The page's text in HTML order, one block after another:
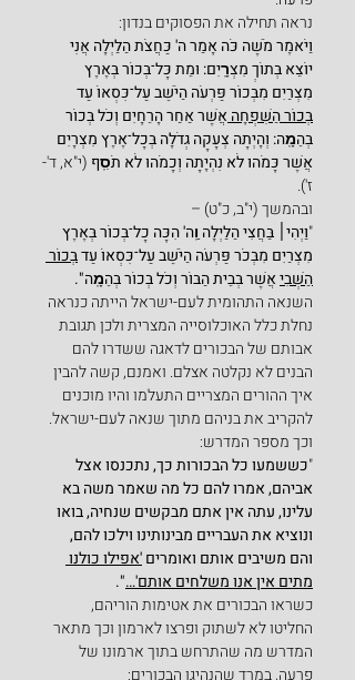
נראה תחילה את הפסוקים בנדון:
וַיֹּאמֶר מֹשֶׁה כֹּה אָמַר ה' כַּחֲצֹת הַלַּיְלָה אֲנִי
יוֹצֵא בְּתוֹךְ מִצְרָֽיִם: וּמֵת כָּל־בְּכוֹר בְּאֶרֶץ
מִצְרַיִם מִבְּכוֹר פַּרְעֹה הַיֹּשֵׁב עַל־כִּסְאוֹ עַד
בְּכוֹר הַשִּׁפְחָה אֲשֶׁר אַחַר הָרֵחָיִם וְכֹל בְּכוֹר
בְּהֵמָֽה: וְהָיְתָה צְעָקָה גְדֹלָה בְּכָל־אֶרֶץ מִצְרָיִם
אֲשֶׁר כָּמֹהוּ לֹא נִהְיָתָה וְכָמֹהוּ לֹא תֹסִֽף (י"א, ד'-
ז').
ובהמשך (י"ב, כ"ט) –
"וַיְהִי׀ בַּחֲצִי הַלַּיְלָה וַֽה' הִכָּה כָל־בְּכוֹר בְּאֶרֶץ
מִצְרַיִם מִבְּכֹר פַּרְעֹה הַיֹּשֵׁב עַל־כִּסְאוֹ עַד בְּכוֹר
הַשְּׁבִי אֲשֶׁר בְּבֵית הַבּוֹר וְכֹל בְּכוֹר בְּהֵמָֽה".
השנאה התהומית לעם-ישראל הייתה כנראה
נחלת כלל האוכלוסייה המצרית ולכן תגובת
אבותם של הבכורים לדאגה ששדרו להם
הבנים לא נקלטה אצלם. ואמנם, קשה להבין
איך ההורים המצריים התעלמו והיו מוכנים
להקריב את בניהם מתוך שנאה לעם-ישראל.
וכך מספר המדרש:
"כששמעו כל הבכורות כך, נתכנסו אצל
אביהם, אמרו להם כל מה שאמר משה בא
עלינו, עתה אין אתם מבקשים שנחיה, בואו
ונוציא את העבריים מבינותינו וילכו להם,
והם משיבים אותם ואומרים 'אפילו כולנו
מתים אין אנו משלחים אותם'…".
כשראו הבכורים את אטימות הוריהם,
החליטו לא לשתוק ופרצו לארמון וכך מתאר
המדרש מה שהתרחש בתוך ארמונו של
פרעה, במרד שהנהיגו הבכורים: